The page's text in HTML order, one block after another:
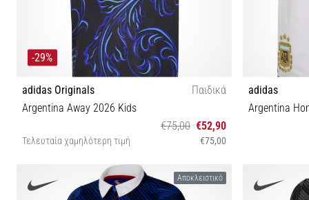
-29%
adidas Originals
Παιδικά
Argentina Away 2026 Kids
€75,00 €52,90
Τελευταία χαμηλότερη τιμή €75,00
XS (123-128 cm)
adidas
Argentina
Αποκλειστικό